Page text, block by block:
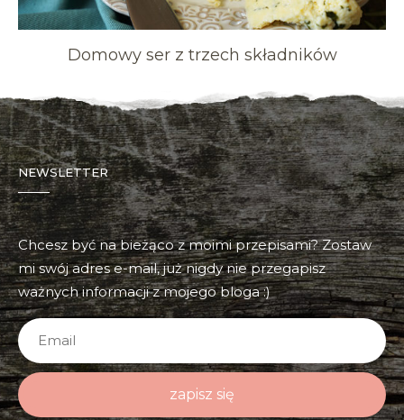
Domowy ser z trzech składników
NEWSLETTER
Chcesz być na bieżąco z moimi przepisami? Zostaw
mi swój adres e-mail, już nigdy nie przegapisz
ważnych informacji z mojego bloga :)
zapisz się